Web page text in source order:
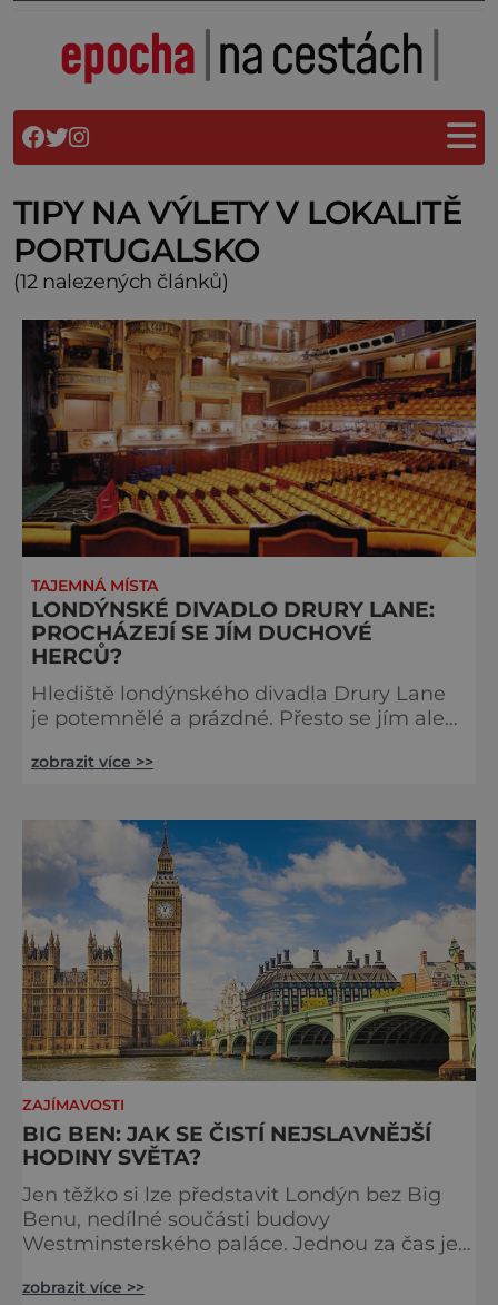
TIPY NA VÝLETY V LOKALITĚ
PORTUGALSKO
(12 nalezených článků)
TAJEMNÁ MÍSTA
LONDÝNSKÉ DIVADLO DRURY LANE:
PROCHÁZEJÍ SE JÍM DUCHOVÉ
HERCŮ?
Hlediště londýnského divadla Drury Lane
je potemnělé a prázdné. Přesto se jím ale
jakési mumlání, z nedaleké chodby čísi
totiž údajně straší. Stavbu londýnského
divadla Drury Lane dotoval bohatý herec a
divadelník ze 17. století jménem Thomas
zobrazit více >>
ZAJÍMAVOSTI
BIG BEN: JAK SE ČISTÍ NEJSLAVNĚJŠÍ
HODINY SVĚTA?
Jen těžko si lze představit Londýn bez Big
Benu, nedílné součásti budovy
Westminsterského paláce. Jednou za čas je
opucovat zašedlý kabát. Na konci srpna roku
zobrazit více >>